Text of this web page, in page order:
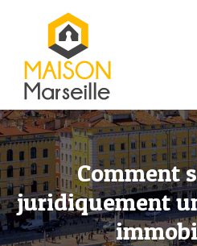
Comment
juridiquement